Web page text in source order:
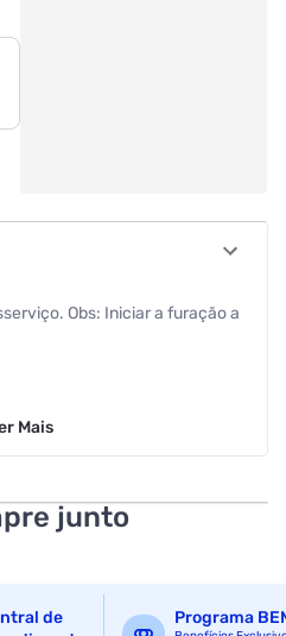
Obs: Iniciar a furação a
Mais
junto
de
Programa